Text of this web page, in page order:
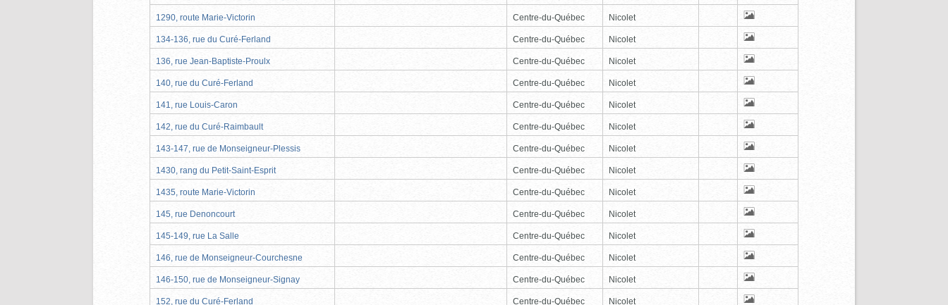
1290, route Marie-Victorin Centre-du-Québec Nicolet
134-136, rue du Curé-Ferland Centre-du-Québec Nicolet
136, rue Jean-Baptiste-Proulx Centre-du-Québec Nicolet
140, rue du Curé-Ferland Centre-du-Québec Nicolet
141, rue Louis-Caron Centre-du-Québec Nicolet
142, rue du Curé-Raimbault Centre-du-Québec Nicolet
143-147, rue de Monseigneur-Plessis Centre-du-Québec Nicolet
1430, rang du Petit-Saint-Esprit Centre-du-Québec Nicolet
1435, route Marie-Victorin Centre-du-Québec Nicolet
145, rue Denoncourt Centre-du-Québec Nicolet
145-149, rue La Salle Centre-du-Québec Nicolet
146, rue de Monseigneur-Courchesne Centre-du-Québec Nicolet
146-150, rue de Monseigneur-Signay Centre-du-Québec Nicolet
152, rue du Curé-Ferland Centre-du-Québec Nicolet